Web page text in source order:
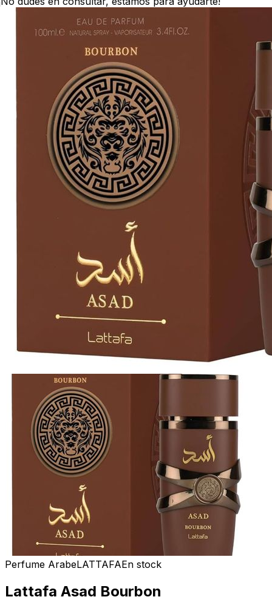
Perfume ArabeLATTAFAEn stock
Lattafa Asad Bourbon